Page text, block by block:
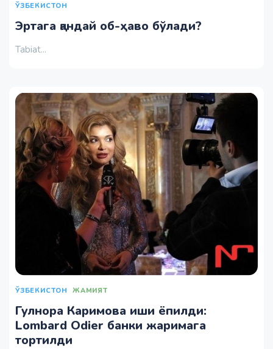
ЎЗБЕКИСТОН
Эртага қандай об-ҳаво бўлади?
Tabiat...
ЎЗБЕКИСТОН ЖАМИЯТ
Гулнора Каримова иши ёпилди:
Lombard Odier банки жаримага
тортилди